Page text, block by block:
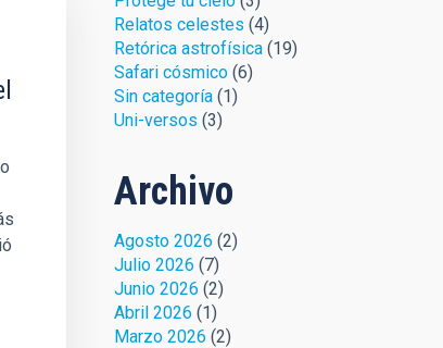
Relatos celestes (4)
Retórica astrofísica(19)
Safari cósmico(6)
Sin categoría(1)
Uni-versos (3)
Archivo
Agosto 2026 (2)
Julio 2026 (7)
Junio 2026 (2)
Abril 2026 (1)
Marzo 2026 (2)